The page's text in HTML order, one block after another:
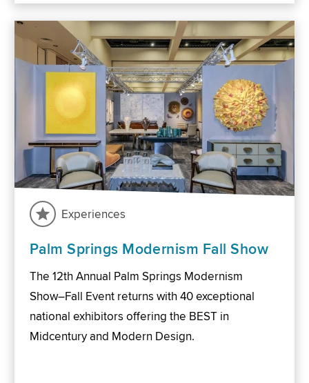
Experiences
Palm Springs Modernism Fall Show
The 12th Annual Palm Springs Modernism
Show–Fall Event returns with 40 exceptional
national exhibitors offering the BEST in
Midcentury and Modern Design.